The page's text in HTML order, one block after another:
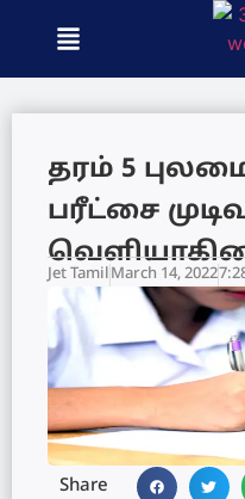
தரம் 5
பரீட்சை
Jet TamilMarch 14, 2022
Share